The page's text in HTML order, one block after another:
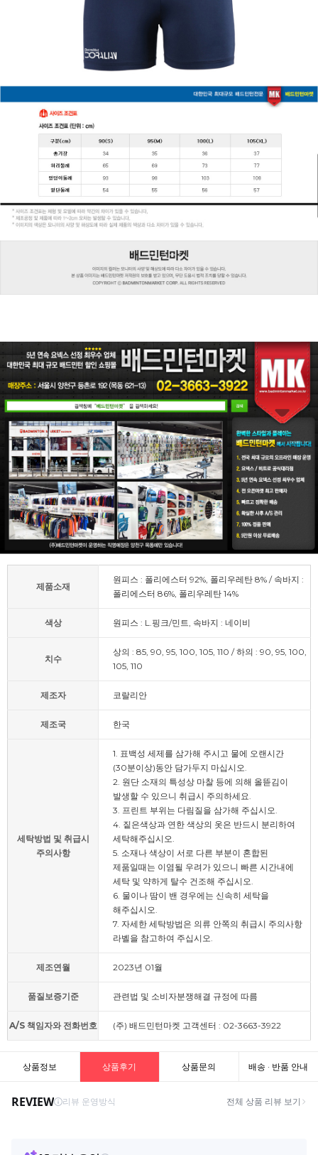
제품소재
원피스 : 폴리에스터 92%, 폴리우레탄 8% / 속바지 :
폴리에스터 86%, 폴리우레탄 14%
색상 원피스 : L.핑크/민트, 속바지 : 네이비
치수
상의 : 85, 90, 95, 100, 105, 110 / 하의 : 90, 95, 100,
105, 110
제조자 코랄리안
제조국 한국
세탁방법 및 취급시
주의사항
1. 표백성 세제를 삼가해 주시고 물에 오랜시간
(30분이상)동안 담가두지 마십시오.
2. 원단 소재의 특성상 마찰 등에 의해 올뜯김이
발생할 수 있으니 취급시 주의하세요.
3. 프린트 부위는 다림질을 삼가해 주십시오.
4. 짙은색상과 연한 색상의 옷은 반드시 분리하여
세탁해주십시오.
5. 소재나 색상이 서로 다른 부분이 혼합된
제품일때는 이염될 우려가 있으니 빠른 시간내에
세탁 및 약하게 탈수 건조해 주십시오.
6. 물이나 땀이 밴 경우에는 신속히 세탁을
해주십시오.
7. 자세한 세탁방법은 의류 안쪽의 취급시 주의사항
라벨을 참고하여 주십시오.
제조연월 2023년 01월
품질보증기준 관련법 및 소비자분쟁해결 규정에 따름
A/S 책임자와 전화번호 (주) 배드민턴마켓 고객센터 : 02-3663-3922
상품정보 상품후기 상품문의 배송 · 반품 안내